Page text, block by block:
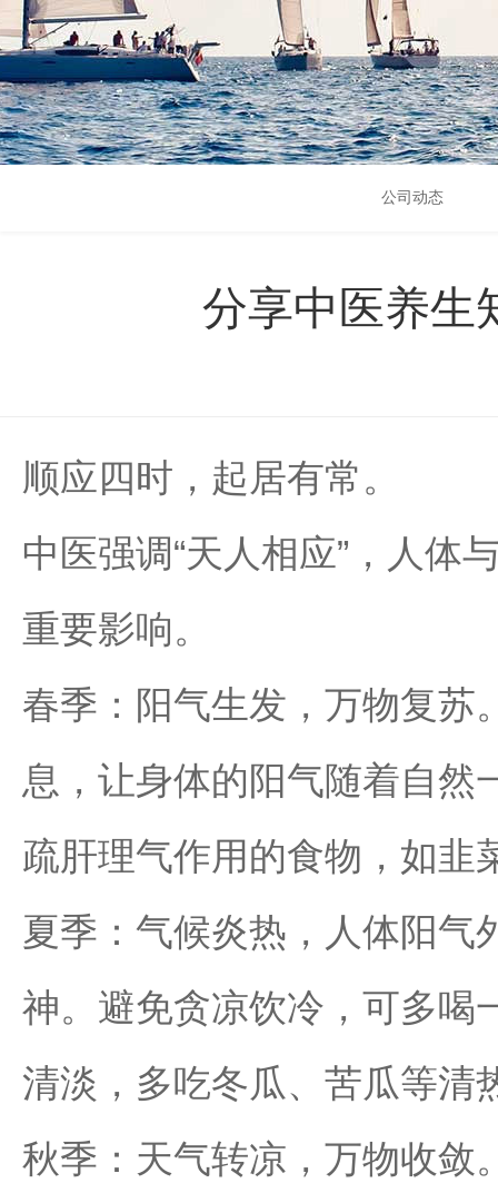
公司动态
分享中医养生
顺应四时，起居有常。
中医强调“天人相应”，人体
重要影响。
春季：阳气生发，万物复苏
息，让身体的阳气随着自然
疏肝理气作用的食物，如韭
夏季：气候炎热，人体阳气
神。避免贪凉饮冷，可多喝
清淡，多吃冬瓜、苦瓜等清
秋季：天气转凉，万物收敛